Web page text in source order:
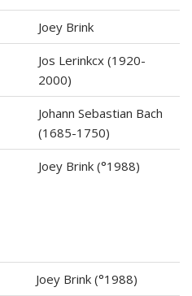
Joey Brink
Jos Lerinkcx (1920-
2000)
Johann Sebastian Bach
(1685-1750)
Joey Brink (°1988)
Joey Brink (°1988)